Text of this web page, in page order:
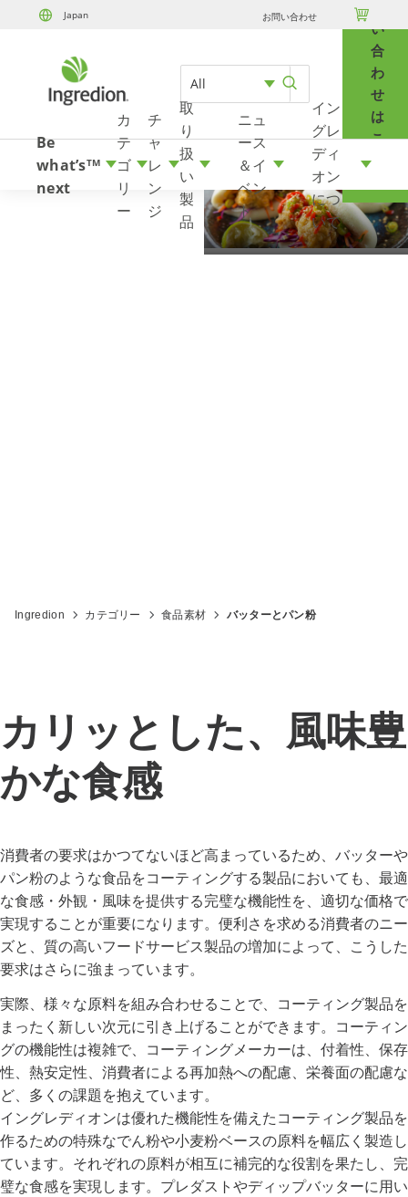
Japan お問い合わせ 
All
い
合
わ
せ
は
こ
ち
Be
what’s
next
TM
カ
テ
ゴ
リ
ー
チ
ャ
レ
ン
ジ
取
り
扱
い
製
品
ニュ
ース
＆イ
ベン
ト
イン
グレ
ディ
オン
につ
いて
Ingredion カテゴリー 食品素材 バッターとパン粉
カリッとした、風味豊
かな食感
消費者の要求はかつてないほど高まっているため、バッターや
パン粉のような食品をコーティングする製品においても、最適
な食感・外観・風味を提供する完璧な機能性を、適切な価格で
実現することが重要になります。便利さを求める消費者のニー
ズと、質の高いフードサービス製品の増加によって、こうした
要求はさらに強まっています。
実際、様々な原料を組み合わせることで、コーティング製品を
まったく新しい次元に引き上げることができます。コーティン
グの機能性は複雑で、コーティングメーカーは、付着性、保存
性、熱安定性、消費者による再加熱への配慮、栄養面の配慮な
ど、多くの課題を抱えています。
イングレディオンは優れた機能性を備えたコーティング製品を
作るための特殊なでん粉や小麦粉ベースの原料を幅広く製造し
ています。それぞれの原料が相互に補完的な役割を果たし、完
璧な食感を実現します。プレダストやディップバッターに用い